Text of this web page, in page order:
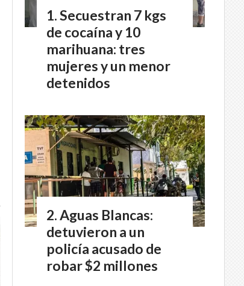
Secuestran 7 kgs
de cocaína y 10
marihuana: tres
mujeres y un menor
detenidos
Aguas Blancas:
detuvieron a un
policía acusado de
robar $2 millones